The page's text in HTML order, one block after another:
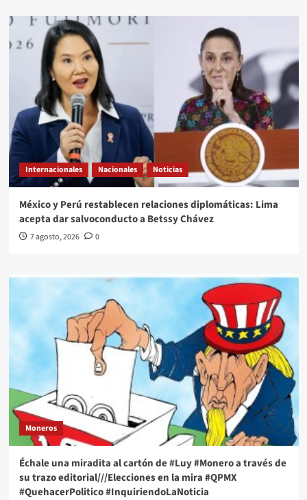
Internacionales Nacionales Noticias
México y Perú restablecen relaciones diplomáticas: Lima
acepta dar salvoconducto a Betssy Chávez
7 agosto, 2026 0
Moneros
Échale una miradita al cartón de #Luy #Monero a través de
su trazo editorial///Elecciones en la mira #QPMX
#QuehacerPolitico #InquiriendoLaNoticia